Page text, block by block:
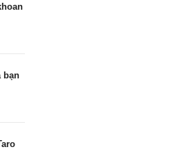
bạn